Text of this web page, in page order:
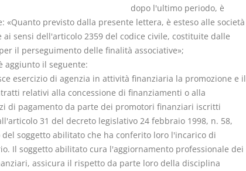
dopo l'ultimo periodo, è
«Quanto previsto dalla presente lettera, è esteso alle società
sensi dell'articolo 2359 del codice civile, costituite dalle
il perseguimento delle finalità associative»;
aggiunto il seguente:
esercizio di agenzia in attività finanziaria la promozione e il
relativi alla concessione di finanziamenti o alla
di pagamento da parte dei promotori finanziari iscritti
31 del decreto legislativo 24 febbraio 1998, n. 58,
soggetto abilitato che ha conferito loro l'incarico di
Il soggetto abilitato cura l'aggiornamento professionale dei
assicura il rispetto da parte loro della disciplina